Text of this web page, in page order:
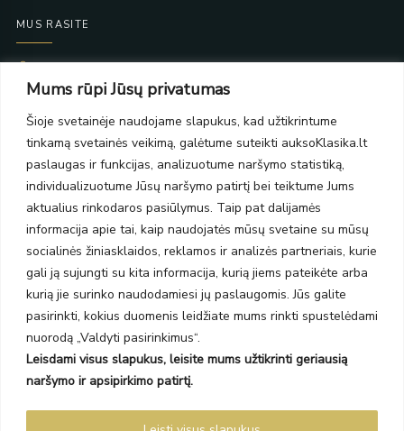
Mums rūpi Jūsų privatumas
Šioje svetainėje naudojame slapukus, kad užtikrintume
tinkamą svetainės veikimą, galėtume suteikti auksoKlasika.lt
paslaugas ir funkcijas, analizuotume naršymo statistiką,
individualizuotume Jūsų naršymo patirtį bei teiktume Jums
aktualius rinkodaros pasiūlymus. Taip pat dalijamės
informacija apie tai, kaip naudojatės mūsų svetaine su mūsų
socialinės žiniasklaidos, reklamos ir analizės partneriais, kurie
gali ją sujungti su kita informacija, kurią jiems pateikėte arba
kurią jie surinko naudodamiesi jų paslaugomis. Jūs galite
pasirinkti, kokius duomenis leidžiate mums rinkti spustelėdami
nuorodą „Valdyti pasirinkimus“.
Leisdami visus slapukus, leisite mums užtikrinti geriausią
naršymo ir apsipirkimo patirtį.
MUS RASITE
PC Molas, Klaipėda
PC BIG 2, Klaipėda
Šilutės pl. 35
PC Banginis, Klaipėda
NAUJIENLAIŠKIS
Prenumeruokite ir gaukite pasiūlymus, naujienas bei riboto
leidimo kolekcijas.
SIŲSTI